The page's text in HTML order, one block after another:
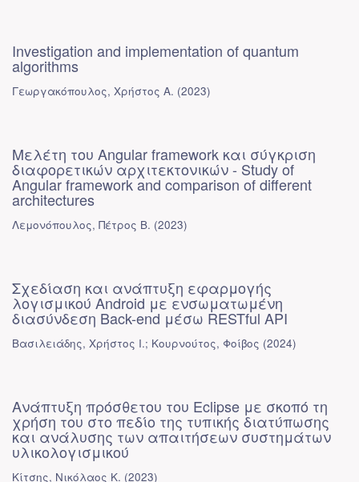
Investigation and implementation of quantum
algorithms
Γεωργακόπουλος, Χρήστος Α. (2023)
Μελέτη του Angular framework και σύγκριση
διαφορετικών αρχιτεκτονικών - Study of
Angular framework and comparison of different
architectures
Λεμονόπουλος, Πέτρος Β. (2023)
Σχεδίαση και ανάπτυξη εφαρμογής
λογισμικού Android με ενσωματωμένη
διασύνδεση Back-end μέσω RESTful API
Βασιλειάδης, Χρήστος Ι.; Κουρνούτος, Φοίβος (2024)
Ανάπτυξη πρόσθετου του Eclipse με σκοπό τη
χρήση του στο πεδίο της τυπικής διατύπωσης
και ανάλυσης των απαιτήσεων συστημάτων
υλικολογισμικού
Κίτσης, Νικόλαος Κ. (2023)